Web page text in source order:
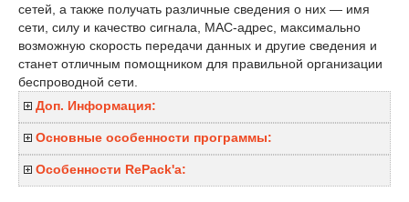
сетей, а также получать различные сведения о них — имя
сети, силу и качество сигнала, MAC-адрес, максимально
возможную скорость передачи данных и другие сведения и
станет отличным помощником для правильной организации
беспроводной сети.
Доп. Информация:
Основные особенности программы:
Особенности RePack'a: